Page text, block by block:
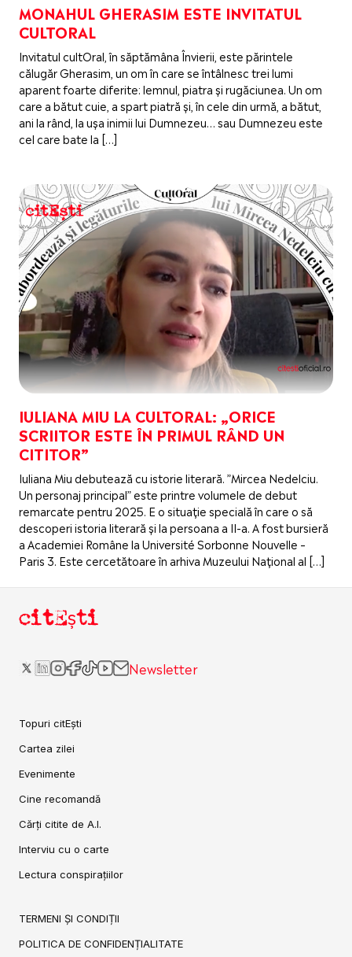
MONAHUL GHERASIM ESTE INVITATUL
CULTORAL
Invitatul cultOral, în săptămâna Învierii, este părintele
călugăr Gherasim, un om în care se întâlnesc trei lumi
aparent foarte diferite: lemnul, piatra și rugăciunea. Un om
care a bătut cuie, a spart piatră și, în cele din urmă, a bătut,
ani la rând, la ușa inimii lui Dumnezeu… sau Dumnezeu este
cel care bate la […]
IULIANA MIU LA CULTORAL: „ORICE
SCRIITOR ESTE ÎN PRIMUL RÂND UN
CITITOR”
Iuliana Miu debutează cu istorie literară. ”Mircea Nedelciu.
Un personaj principal” este printre volumele de debut
remarcate pentru 2025. E o situație specială în care o să
descoperi istoria literară și la persoana a II-a. A fost bursieră
a Academiei Române la Université Sorbonne Nouvelle –
Paris 3. Este cercetătoare în arhiva Muzeului Național al […]
citEști
Newsletter
Topuri citEști
Cartea zilei
Evenimente
Cine recomandă
Cărți citite de A.I.
Interviu cu o carte
Lectura conspirațiilor
TERMENI ȘI CONDIȚII
POLITICA DE CONFIDENȚIALITATE